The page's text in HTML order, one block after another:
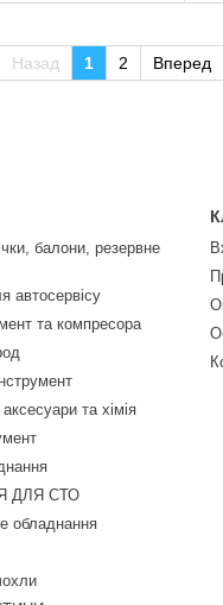
Назад 1 2 Вперед
балони, резервне
автосервісу
та компресора
та хімія
ДЛЯ СТО
обладнання